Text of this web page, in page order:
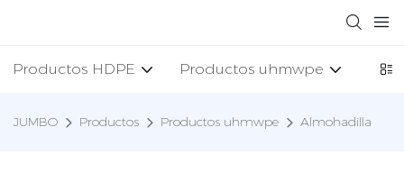
Productos HDPE Productos uhmwpe
JUMBO Productos Productos uhmwpe Almohadilla